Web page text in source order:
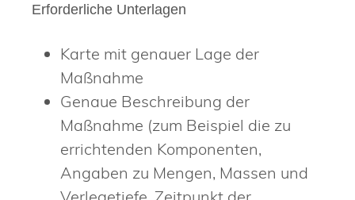
Erforderliche Unterlagen
Karte mit genauer Lage der
Maßnahme
Genaue Beschreibung der
Maßnahme (zum Beispiel die zu
errichtenden Komponenten,
Angaben zu Mengen, Massen und